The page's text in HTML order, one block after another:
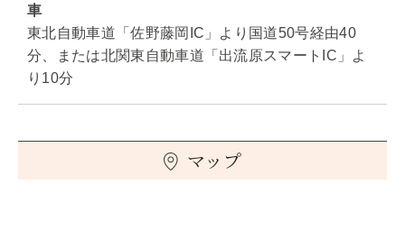
車
東北自動車道「佐野藤岡IC」より国道50号経由40
分、または北関東自動車道「出流原スマートIC」よ
り10分
マップ